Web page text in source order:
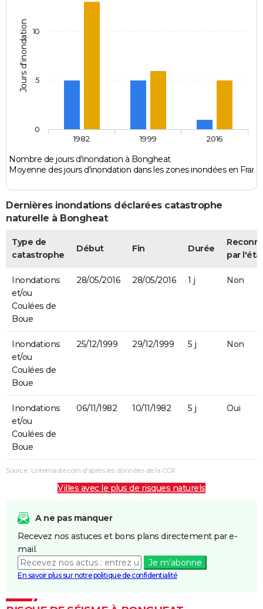
Jours d'inondation
Nombre de jours d'inondation à Bongheat
Moyenne des jours d'inondation dans les zones inondées en
1982 1999 2016
0
5
10
Dernières inondations déclarées catastrophe
naturelle à Bongheat
Type de
catastrophe
Début Fin Durée
par
Inondations
et/ou
Coulées de
Boue
28/05/2016 28/05/2016 1 j Non
Inondations
et/ou
Coulées de
Boue
25/12/1999 29/12/1999 5 j Non
Inondations
et/ou
Coulées de
Boue
06/11/1982 10/11/1982 5 j Oui
Source : Linternaute.com d'après les données de la CCR
Villes avec le plus de risques naturels
A ne pas manquer
Recevez nos astuces et bons plans directement par e-
mail.
Je m'abonne
En savoir plus sur notre politique de confidentialité